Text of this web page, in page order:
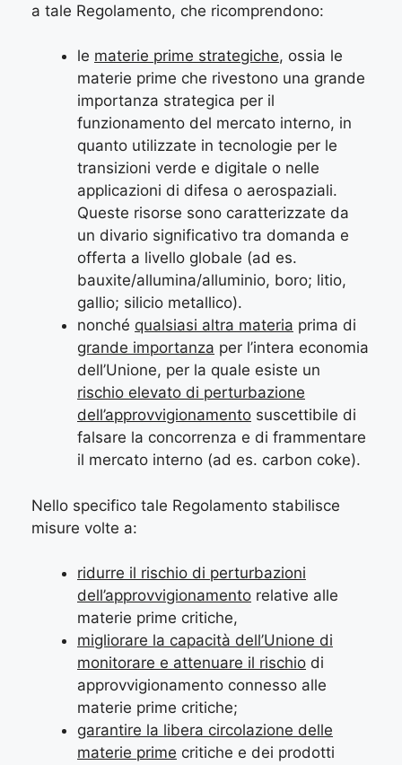
a tale Regolamento, che ricomprendono:
le materie prime strategiche, ossia le
materie prime che rivestono una grande
importanza strategica per il
funzionamento del mercato interno, in
quanto utilizzate in tecnologie per le
transizioni verde e digitale o nelle
applicazioni di difesa o aerospaziali.
Queste risorse sono caratterizzate da
un divario significativo tra domanda e
offerta a livello globale (ad es.
bauxite/allumina/alluminio, boro; litio,
gallio; silicio metallico).
nonché qualsiasi altra materia prima di
grande importanza per l’intera economia
dell’Unione, per la quale esiste un
rischio elevato di perturbazione
dell’approvvigionamento suscettibile di
falsare la concorrenza e di frammentare
il mercato interno (ad es. carbon coke).
Nello specifico tale Regolamento stabilisce
misure volte a:
ridurre il rischio di perturbazioni
dell’approvvigionamento relative alle
materie prime critiche,
migliorare la capacità dell’Unione di
monitorare e attenuare il rischio di
approvvigionamento connesso alle
materie prime critiche;
garantire la libera circolazione delle
materie prime critiche e dei prodotti